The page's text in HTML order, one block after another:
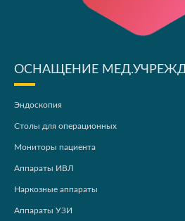
ОСНАЩЕНИЕ
Эндоскопия
Столы для операционных
Мониторы пациента
Аппараты ИВЛ
Наркозные аппараты
Аппараты УЗИ